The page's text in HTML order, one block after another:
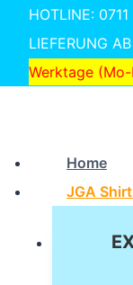
Inhalt
springen
HOTLINE:
LIEFERUNG
Werktage
Home
JGA